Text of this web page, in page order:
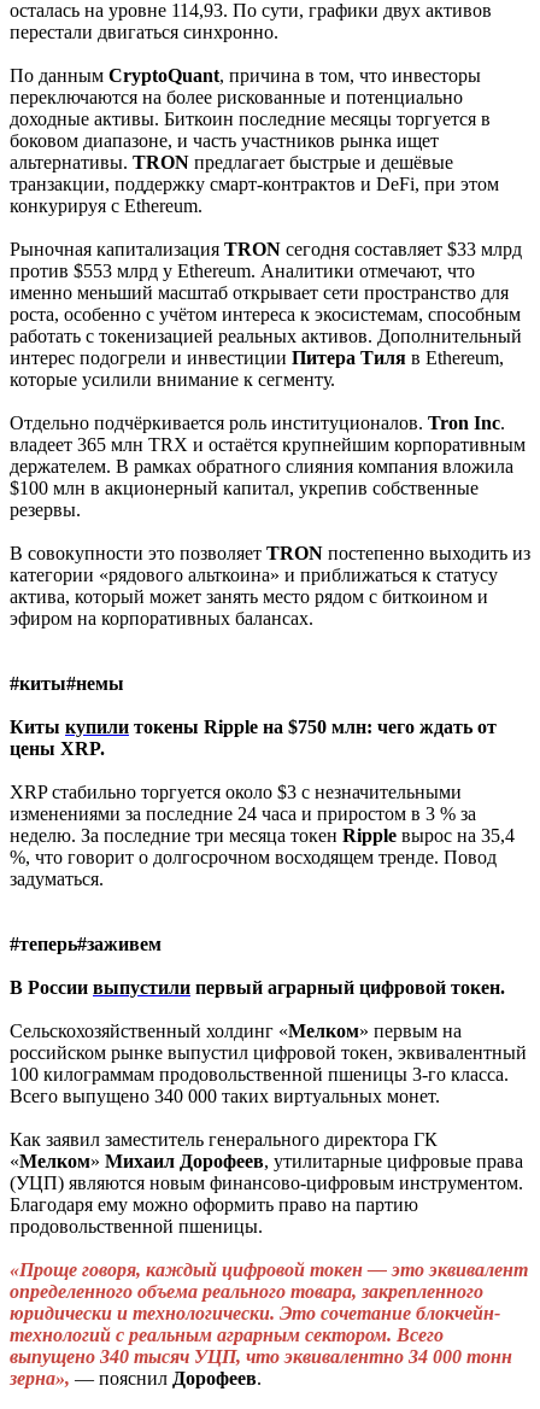
осталась на уровне 114,93. По сути, графики двух активов
перестали двигаться синхронно.
По данным CryptoQuant, причина в том, что инвесторы
переключаются на более рискованные и потенциально
доходные активы. Биткоин последние месяцы торгуется в
боковом диапазоне, и часть участников рынка ищет
альтернативы. TRON предлагает быстрые и дешёвые
транзакции, поддержку смарт-контрактов и DeFi, при этом
конкурируя с Ethereum.
Рыночная капитализация TRON сегодня составляет $33 млрд
против $553 млрд у Ethereum. Аналитики отмечают, что
именно меньший масштаб открывает сети пространство для
роста, особенно с учётом интереса к экосистемам, способным
работать с токенизацией реальных активов. Дополнительный
интерес подогрели и инвестиции Питера Тиля в Ethereum,
которые усилили внимание к сегменту.
Отдельно подчёркивается роль институционалов. Tron Inc.
владеет 365 млн TRX и остаётся крупнейшим корпоративным
держателем. В рамках обратного слияния компания вложила
$100 млн в акционерный капитал, укрепив собственные
резервы.
В совокупности это позволяет TRON постепенно выходить из
категории «рядового альткоина» и приближаться к статусу
актива, который может занять место рядом с биткоином и
эфиром на корпоративных балансах.
#киты#немы
Киты купили токены Ripple на $750 млн: чего ждать от
цены XRP.
XRP стабильно торгуется около $3 с незначительными
изменениями за последние 24 часа и приростом в 3 % за
неделю. За последние три месяца токен Ripple вырос на 35,4
%, что говорит о долгосрочном восходящем тренде. Повод
задуматься.
#теперь#заживем
В России выпустили первый аграрный цифровой токен.
Сельскохозяйственный холдинг «Мелком» первым на
российском рынке выпустил цифровой токен, эквивалентный
100 килограммам продовольственной пшеницы 3-го класса.
Всего выпущено 340 000 таких виртуальных монет.
Как заявил заместитель генерального директора ГК
«Мелком» Михаил Дорофеев, утилитарные цифровые права
(УЦП) являются новым финансово-цифровым инструментом.
Благодаря ему можно оформить право на партию
продовольственной пшеницы.
«Проще говоря, каждый цифровой токен — это эквивалент
определенного объема реального товара, закрепленного
юридически и технологически. Это сочетание блокчейн-
технологий с реальным аграрным сектором. Всего
выпущено 340 тысяч УЦП, что эквивалентно 34 000 тонн
зерна», — пояснил Дорофеев.